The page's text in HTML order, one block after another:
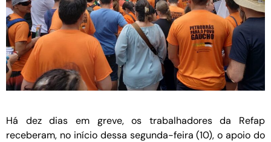
Há dez dias em greve, os trabalhadores da Refap
receberam, no início dessa segunda-feira (10), o apoio do